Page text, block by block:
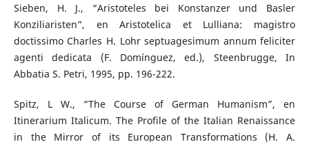
Sieben, H. J., “Aristoteles bei Konstanzer und Basler
Konziliaristen”, en Aristotelica et Lulliana: magistro
doctissimo Charles H. Lohr septuagesimum annum feliciter
agenti dedicata (F. Domínguez, ed.), Steenbrugge, In
Abbatia S. Petri, 1995, pp. 196-222.
Spitz, L W., “The Course of German Humanism”, en
Itinerarium Italicum. The Profile of the Italian Renaissance
in the Mirror of its European Transformations (H. A.